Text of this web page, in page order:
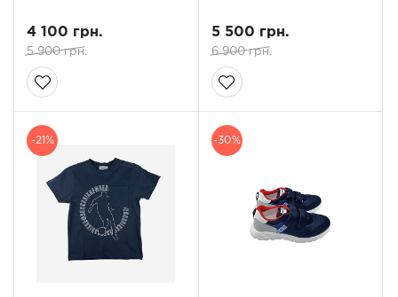
4 100 грн.
5 900 грн.
5 500 грн.
6 900 грн.
-21% -30%